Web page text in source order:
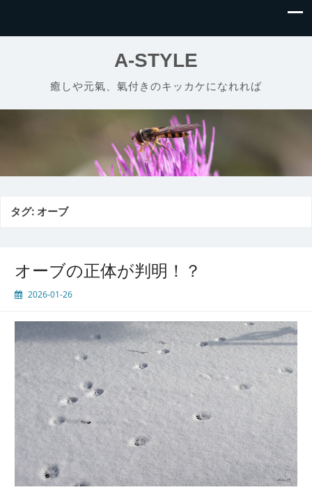
A-STYLE
癒しや元氣、氣付きのキッカケになれれば
タグ: オーブ
オーブの正体が判明！？
2026-01-26